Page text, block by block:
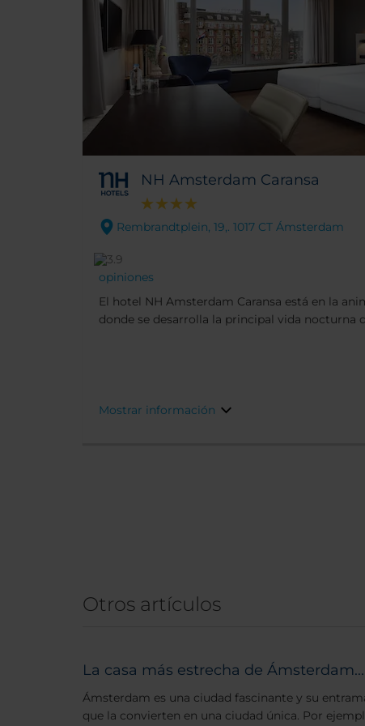
NH Amsterdam Caransa
Rembrandtplein, 19,. 1017 CT Ámsterdam
opiniones
El hotel NH Amsterdam Caransa está en la
donde se desarrolla la principal vida nocturna
Mostrar información
Otros artículos
La casa más estrecha de
Ámsterdam es una ciudad fascinante y su
que la convierten en una ciudad única. Por